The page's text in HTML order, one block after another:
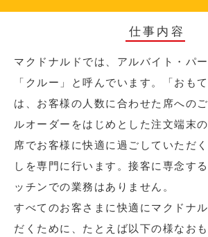
仕事内容
マクドナルドでは、アルバイト・パ
「クルー」と呼んでいます。「おも
は、お客様の人数に合わせた席への
ルオーダーをはじめとした注文端末
席でお客様に快適に過ごしていただ
しを専門に行います。接客に専念す
ッチンでの業務はありません。
すべてのお客さまに快適にマクドナ
だくために、たとえば以下の様なお